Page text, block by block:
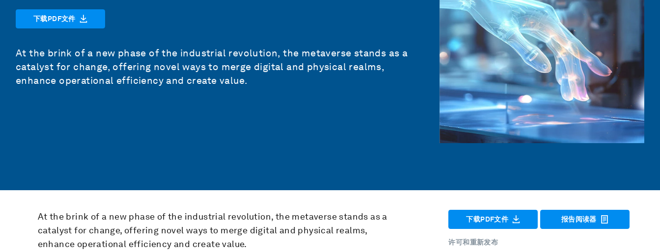
下载PDF文件
At the brink of a new phase of the industrial revolution, the metaverse stands as a
catalyst for change, offering novel ways to merge digital and physical realms,
enhance operational efficiency and create value.
At the brink of a new phase of the industrial revolution, the metaverse stands as a
catalyst for change, offering novel ways to merge digital and physical realms,
enhance operational efficiency and create value.
下载PDF文件 报告阅读器
许可和重新发布